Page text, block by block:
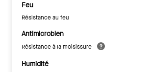
Feu
Résistance au feu
Antimicrobien
Résistance à la moisissure
Humidité